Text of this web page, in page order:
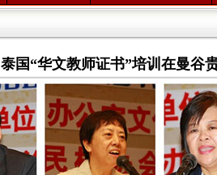
泰国“华文教师证书”培训在曼谷